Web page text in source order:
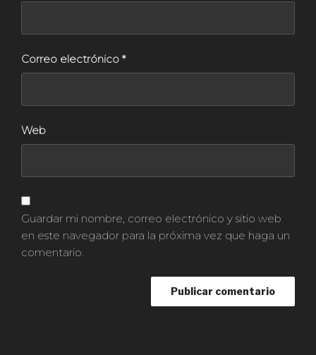
Correo electrónico *
Web
Guardar mi nombre, correo electrónico y sitio web
en este navegador para la próxima vez que haga un
comentario.